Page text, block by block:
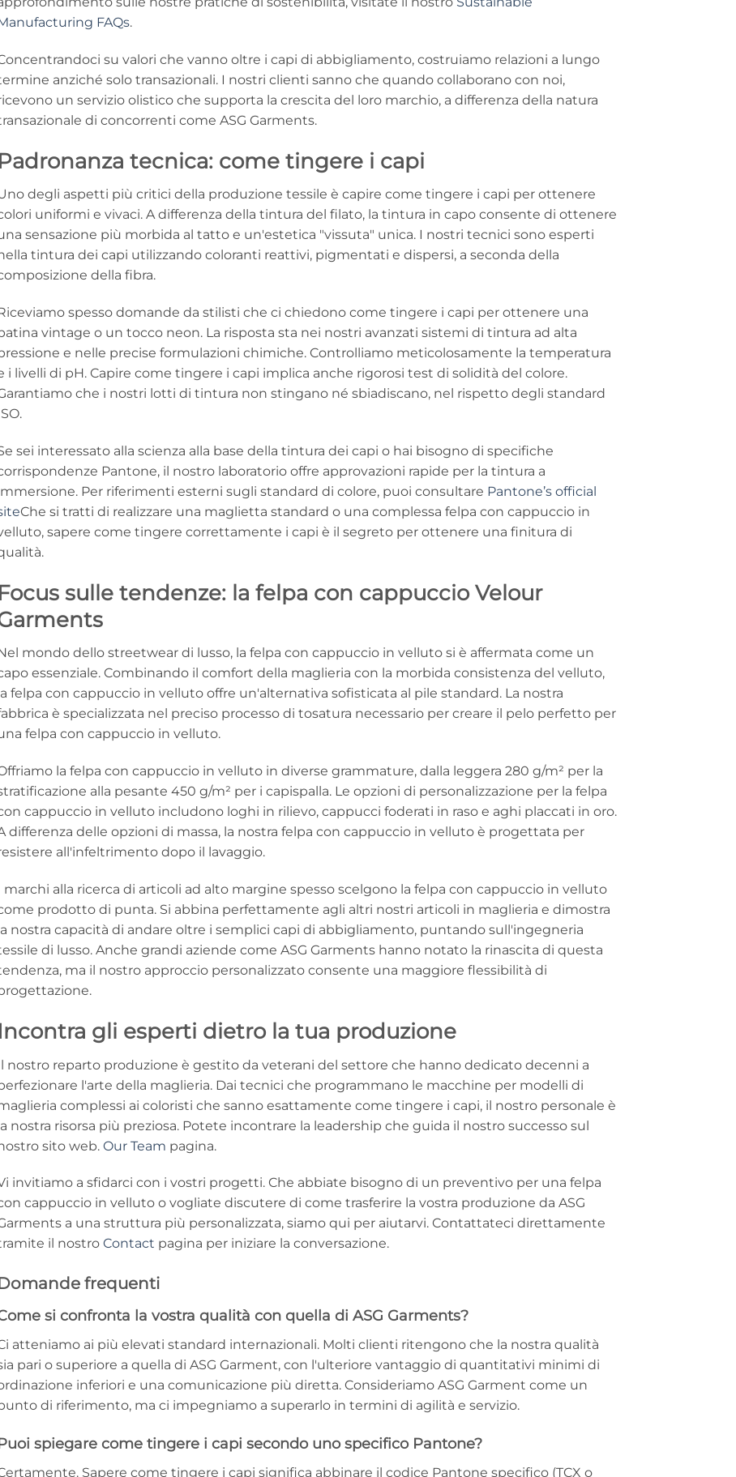
FAQs.
su valori che vanno oltre i capi di abbigliamento, costruiamo relazioni a lungo
anziché solo transazionali. I nostri clienti sanno che quando collaborano con noi,
un servizio olistico che supporta la crescita del loro marchio, a differenza della natura
di concorrenti come ASG Garments.
Padronanza tecnica: come tingere i capi
degli aspetti più critici della produzione tessile è capire come tingere i capi per ottenere
uniformi e vivaci. A differenza della tintura del filato, la tintura in capo consente di ottenere
sensazione più morbida al tatto e un'estetica "vissuta" unica. I nostri tecnici sono esperti
tintura dei capi utilizzando coloranti reattivi, pigmentati e dispersi, a seconda della
della fibra.
spesso domande da stilisti che ci chiedono come tingere i capi per ottenere una
vintage o un tocco neon. La risposta sta nei nostri avanzati sistemi di tintura ad alta
e nelle precise formulazioni chimiche. Controlliamo meticolosamente la temperatura
i livelli di pH. Capire come tingere i capi implica anche rigorosi test di solidità del colore.
che i nostri lotti di tintura non stingano né sbiadiscano, nel rispetto degli standard
sei interessato alla scienza alla base della tintura dei capi o hai bisogno di specifiche
Pantone, il nostro laboratorio offre approvazioni rapide per la tintura a
Per riferimenti esterni sugli standard di colore, puoi consultare Pantone’s official
Che si tratti di realizzare una maglietta standard o una complessa felpa con cappuccio in
sapere come tingere correttamente i capi è il segreto per ottenere una finitura di
Focus sulle tendenze: la felpa con cappuccio Velour
mondo dello streetwear di lusso, la felpa con cappuccio in velluto si è affermata come un
essenziale. Combinando il comfort della maglieria con la morbida consistenza del velluto,
la felpa con cappuccio in velluto offre un'alternativa sofisticata al pile standard. La nostra
è specializzata nel preciso processo di tosatura necessario per creare il pelo perfetto per
felpa con cappuccio in velluto.
la felpa con cappuccio in velluto in diverse grammature, dalla leggera 280 g/m² per la
alla pesante 450 g/m² per i capispalla. Le opzioni di personalizzazione per la felpa
cappuccio in velluto includono loghi in rilievo, cappucci foderati in raso e aghi placcati in oro.
differenza delle opzioni di massa, la nostra felpa con cappuccio in velluto è progettata per
all'infeltrimento dopo il lavaggio.
marchi alla ricerca di articoli ad alto margine spesso scelgono la felpa con cappuccio in velluto
prodotto di punta. Si abbina perfettamente agli altri nostri articoli in maglieria e dimostra
nostra capacità di andare oltre i semplici capi di abbigliamento, puntando sull'ingegneria
di lusso. Anche grandi aziende come ASG Garments hanno notato la rinascita di questa
ma il nostro approccio personalizzato consente una maggiore flessibilità di
Incontra gli esperti dietro la tua produzione
nostro reparto produzione è gestito da veterani del settore che hanno dedicato decenni a
l'arte della maglieria. Dai tecnici che programmano le macchine per modelli di
complessi ai coloristi che sanno esattamente come tingere i capi, il nostro personale è
nostra risorsa più preziosa. Potete incontrare la leadership che guida il nostro successo sul
sito web. Our Team pagina.
invitiamo a sfidarci con i vostri progetti. Che abbiate bisogno di un preventivo per una felpa
cappuccio in velluto o vogliate discutere di come trasferire la vostra produzione da ASG
a una struttura più personalizzata, siamo qui per aiutarvi. Contattateci direttamente
il nostro Contact pagina per iniziare la conversazione.
frequenti
si confronta la vostra qualità con quella di ASG Garments?
atteniamo ai più elevati standard internazionali. Molti clienti ritengono che la nostra qualità
pari o superiore a quella di ASG Garment, con l'ulteriore vantaggio di quantitativi minimi di
inferiori e una comunicazione più diretta. Consideriamo ASG Garment come un
di riferimento, ma ci impegniamo a superarlo in termini di agilità e servizio.
spiegare come tingere i capi secondo uno specifico Pantone?
Sapere come tingere i capi significa abbinare il codice Pantone specifico (TCX o